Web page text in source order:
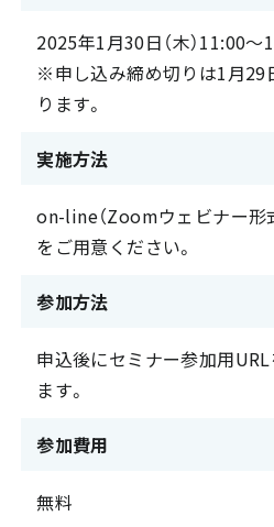
2025年1月30日（木）11:00～
※申し込み締め切りは1月29
ります。
実施方法
on-line（Zoomウェビナー形
をご用意ください。
参加方法
申込後にセミナー参加用
ます。
参加費用
無料